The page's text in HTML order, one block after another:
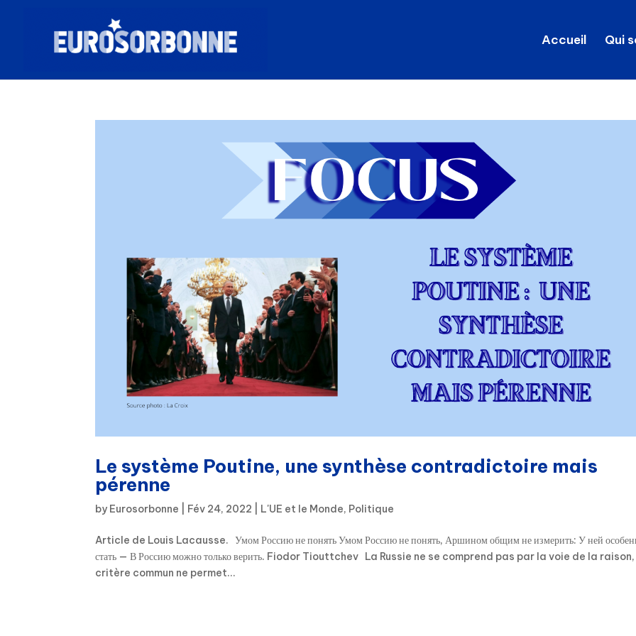
Accueil Qui
Le système Poutine, une synthèse contradictoire mais
pérenne
by Eurosorbonne Fév 24, 2022 L'UE et le Monde, Politique
Article de Louis Lacausse. Умом Россию не понять Умом Россию не понять, Аршином общим не измерить: У ней
стать — В Россию можно только верить. Fiodor Tiouttchev La Russie ne se comprend pas par la voie de la raison,
critère commun ne permet...